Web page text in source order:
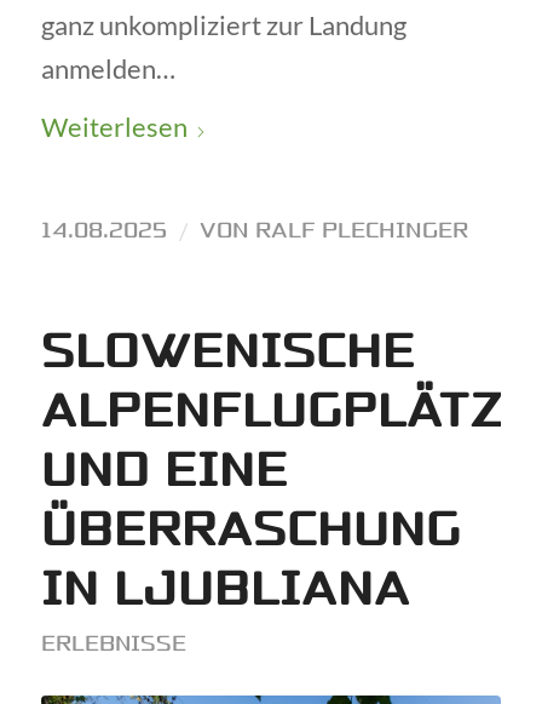
ganz unkompliziert zur Landung
anmelden…
Weiterlesen
14.08.2025 / VON RALF PLECHINGER
SLOWENISCHE
ALPENFLUGPLÄTZE
UND EINE
ÜBERRASCHUNG
IN LJUBLIANA
ERLEBNISSE